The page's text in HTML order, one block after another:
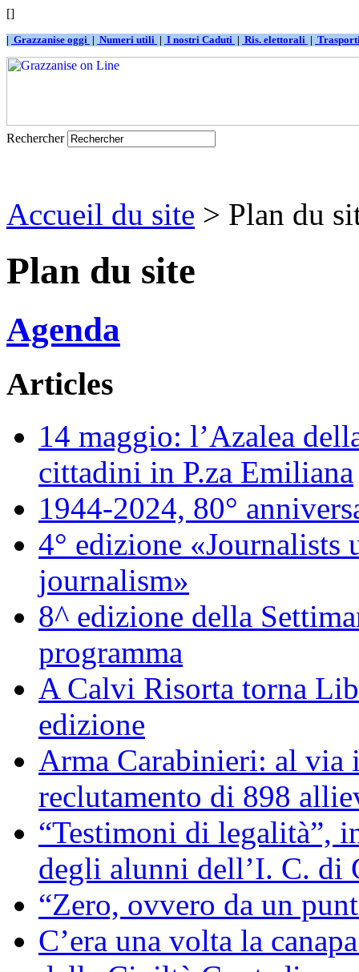
[]
| Grazzanise oggi | Numeri utili | I nostri Caduti | Ris. elettorali |
Rechercher
Accueil du site > Plan du
Plan du site
Agenda
Articles
14 maggio: l’Azalea
cittadini in P.za Emiliana
1944-2024, 80°
4° edizione «Journalists
journalism»
8^ edizione della
programma
A Calvi Risorta torna
edizione
Arma Carabinieri: al via
reclutamento di 898
“Testimoni di legalità”,
degli alunni dell’I. C. di
“Zero, ovvero da un
C’era una volta la